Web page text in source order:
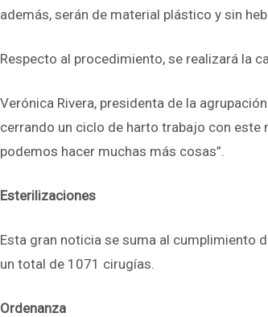
además, serán de material plástico y sin
Respecto al procedimiento, se realizará la
Verónica Rivera, presidenta de la
cerrando un ciclo de harto trabajo con este
podemos hacer muchas más cosas”.
Esterilizaciones
Esta gran noticia se suma al cumplimiento
un total de 1071 cirugías.
Ordenanza